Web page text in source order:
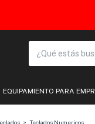
EQUIPAMIENTO PARA
> Teclados Numericos